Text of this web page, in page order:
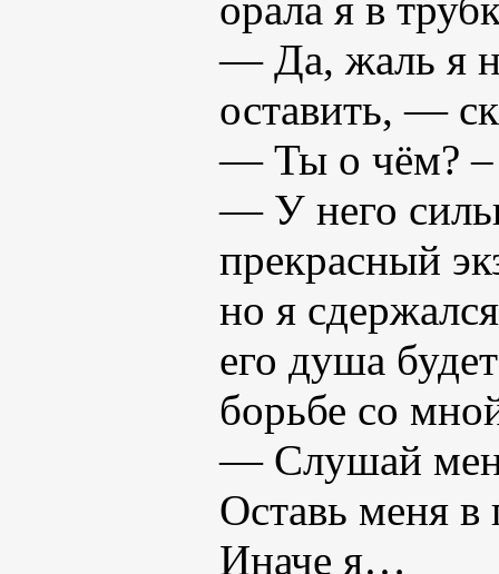
— Да, жаль я
оставить, —
— Ты о чём? –
— У него
прекрасный
но я
его душа
борьбе со
— Слушай
Оставь меня в
Иначе я…